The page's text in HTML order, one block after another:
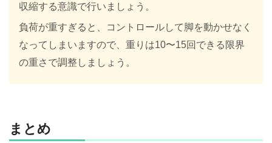
収縮する意識で行いましょう。
負荷が重すぎると、コントロールして脚を動かせなく
なってしまいますので、重りは10〜15回できる限界
の重さで調整しましょう。
まとめ